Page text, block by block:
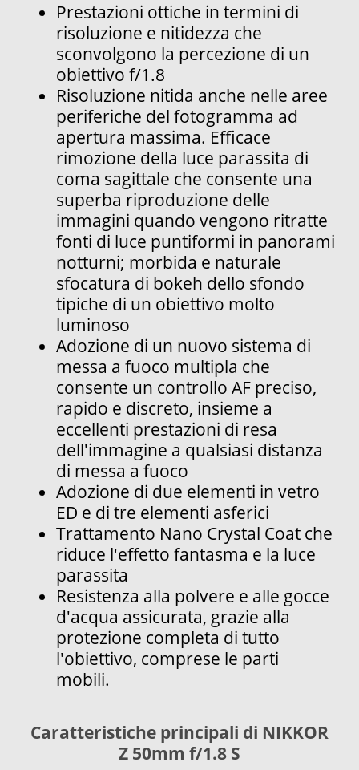
Prestazioni ottiche in termini di
risoluzione e nitidezza che
sconvolgono la percezione di un
obiettivo f/1.8
Risoluzione nitida anche nelle aree
periferiche del fotogramma ad
apertura massima. Efficace
rimozione della luce parassita di
coma sagittale che consente una
superba riproduzione delle
immagini quando vengono ritratte
fonti di luce puntiformi in panorami
notturni; morbida e naturale
sfocatura di bokeh dello sfondo
tipiche di un obiettivo molto
luminoso
Adozione di un nuovo sistema di
messa a fuoco multipla che
consente un controllo AF preciso,
rapido e discreto, insieme a
eccellenti prestazioni di resa
dell'immagine a qualsiasi distanza
di messa a fuoco
Adozione di due elementi in vetro
ED e di tre elementi asferici
Trattamento Nano Crystal Coat che
riduce l'effetto fantasma e la luce
parassita
Resistenza alla polvere e alle gocce
d'acqua assicurata, grazie alla
protezione completa di tutto
l'obiettivo, comprese le parti
mobili.
Caratteristiche principali di NIKKOR
Z 50mm f/1.8 S